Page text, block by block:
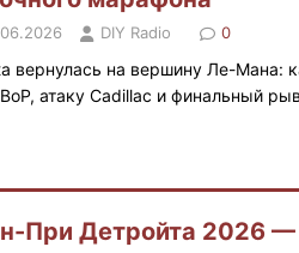
DIY Radio 0
вернулась на вершину Ле-Мана:
атаку Cadillac и финальный
При Детройта 2026 —